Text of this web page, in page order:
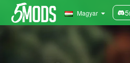
Magyar